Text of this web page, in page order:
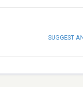
SUGGEST